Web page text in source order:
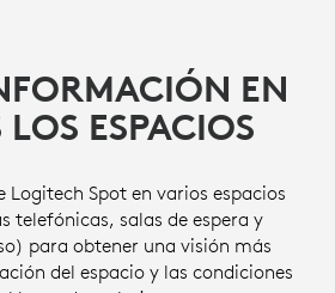
EN
ESPACIOS
Spot en varios espacios
telefónicas, salas de espera y
para obtener una visión más
del espacio y las condiciones